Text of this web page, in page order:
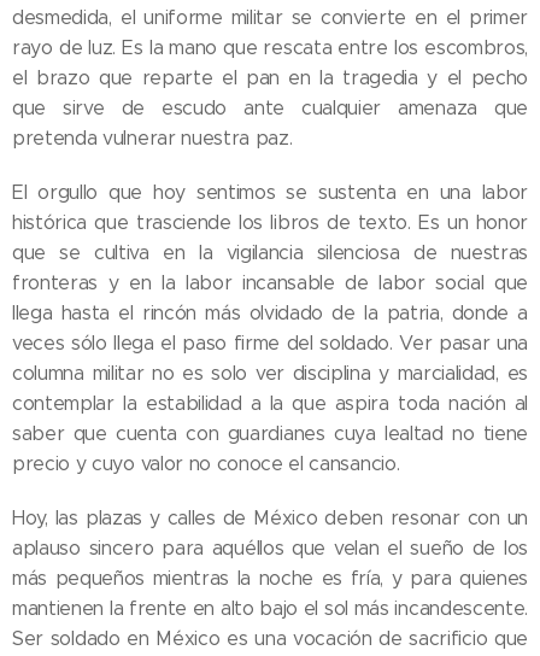
desmedida, el uniforme militar se convierte en el primer
rayo de luz. Es la mano que rescata entre los escombros,
el brazo que reparte el pan en la tragedia y el pecho
que sirve de escudo ante cualquier amenaza que
pretenda vulnerar nuestra paz.
​El orgullo que hoy sentimos se sustenta en una labor
histórica que trasciende los libros de texto. Es un honor
que se cultiva en la vigilancia silenciosa de nuestras
fronteras y en la labor incansable de labor social que
llega hasta el rincón más olvidado de la patria, donde a
veces sólo llega el paso firme del soldado. Ver pasar una
columna militar no es solo ver disciplina y marcialidad, es
contemplar la estabilidad a la que aspira toda nación al
saber que cuenta con guardianes cuya lealtad no tiene
precio y cuyo valor no conoce el cansancio.
​Hoy, las plazas y calles de México deben resonar con un
aplauso sincero para aquéllos que velan el sueño de los
más pequeños mientras la noche es fría, y para quienes
mantienen la frente en alto bajo el sol más incandescente.
Ser soldado en México es una vocación de sacrificio que